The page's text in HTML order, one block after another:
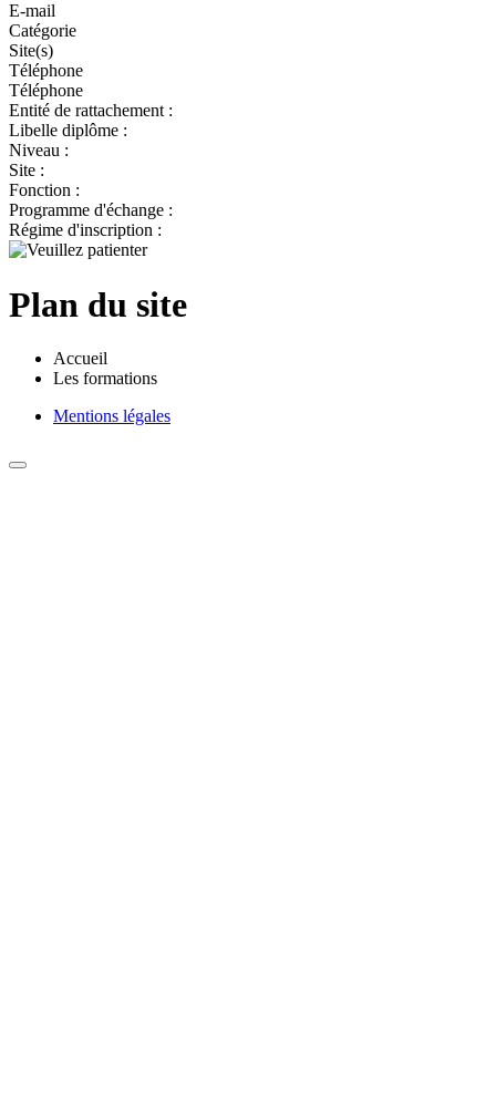
E-mail
Catégorie
Site(s)
Téléphone
Téléphone
Entité de rattachement :
Libelle diplôme :
Niveau :
Site :
Fonction :
Programme d'échange :
Régime d'inscription :
Plan du site
Accueil
Les formations
Mentions légales